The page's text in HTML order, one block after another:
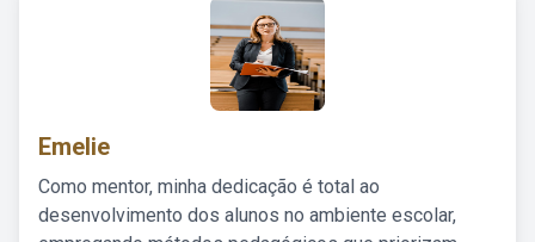
Emelie
Como mentor, minha dedicação é total ao
desenvolvimento dos alunos no ambiente escolar,